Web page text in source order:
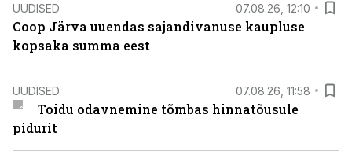
UUDISED 07.08.26, 12:10
Coop Järva uuendas sajandivanuse kaupluse
kopsaka summa eest
UUDISED 07.08.26, 11:58
Toidu odavnemine tõmbas hinnatõusule
pidurit